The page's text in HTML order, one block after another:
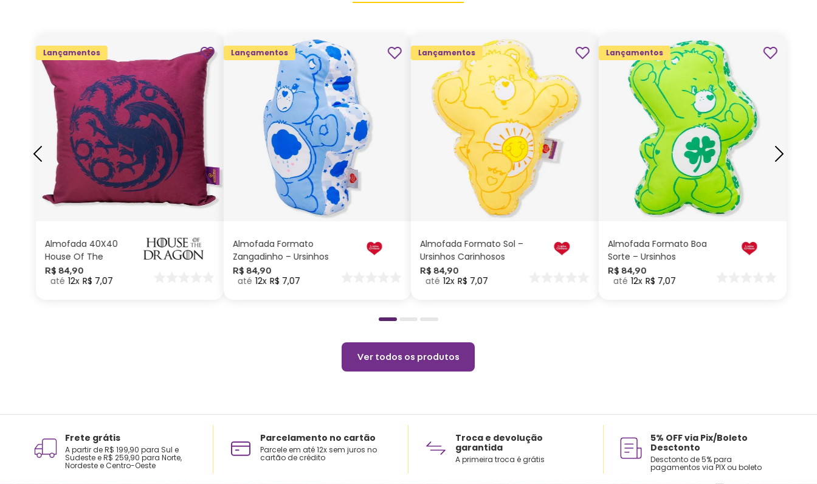
Lançamentos
Almofada 40X40
House Of The
Dragon
R$ 84,90
12 R$ 7,07
ADICIONAR AO
Lançamentos
Almofada Formato
Zangadinho – Ursinhos
Carinhosos
R$ 84,90
12 R$ 7,07
ADICIONAR AO
CARRINHO
Lançamentos
Almofada Formato Sol –
Ursinhos Carinhosos
R$ 84,90
12 R$ 7,07
ADICIONAR AO
CARRINHO
Lançamentos
Almofada Formato Boa
Sorte – Ursinhos
Carinhosos
R$ 84,90
12 R$ 7,07
ADICIONAR AO
CARRINHO
Ver todos os produtos
Frete grátis
A partir de R$ 199,90 para Sul e
Sudeste e R$ 259,90 para Norte,
Nordeste e Centro-Oeste
Parcelamento no cartão
Parcele em até 12x sem juros no
cartão de crédito
Troca e devolução
garantida
A primeira troca é grátis
5% OFF via Pix/Boleto
Desctonto
Desctonto de 5% para
pagamentos via PIX ou boleto